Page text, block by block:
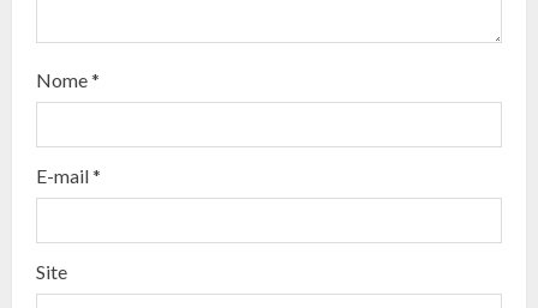
a
d
n
g
Nome*
E-mail*
Site